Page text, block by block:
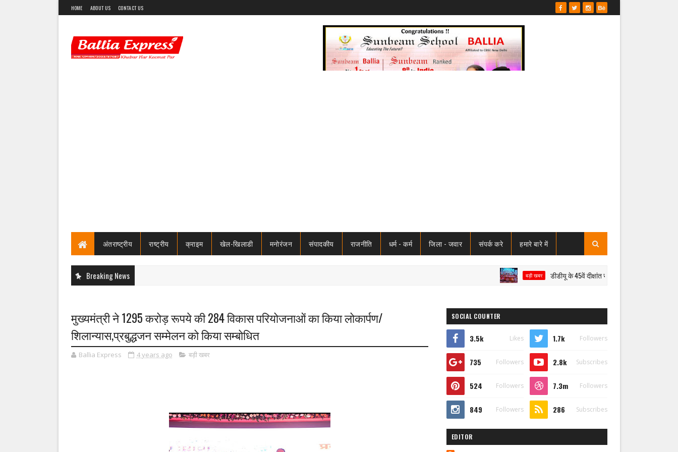
HOME ABOUT US CONTACT US
अंतराष्ट्रीय राष्ट्रीय क्राइम खेल-खिलाडी मनोरंजन संपादकीय राजनीति धर्म - कर्म जिला - जवार संपर्क करे हमारे बारे में
Breaking News बड़ी खबर डीडीयू के 45वें दीक्षांत समारोह में मेधावियों का सम्मान, राज्यपाल
मुख्यमंत्री ने 1295 करोड़ रूपये की 284 विकास परियोजनाओं का किया लोकार्पण/
शिलान्यास,प्रबुद्धजन सम्मेलन को किया सम्बोधित
Ballia Express 4 years ago बड़ी खबर
SOCIAL COUNTER
3.5k Likes 1.7k Followers
735 Followers 2.8k Subscribes
524 Followers 7.3m Followers
849 Followers 286 Subscribes
EDITOR